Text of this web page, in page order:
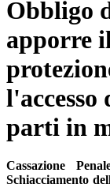
Obbligo
apporre
parti in
Cassazione
Schiacciamento